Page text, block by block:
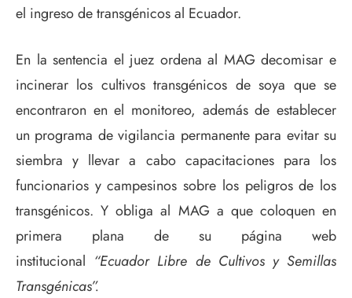
el ingreso de transgénicos al Ecuador.
En la sentencia el juez ordena al MAG decomisar e
incinerar los cultivos transgénicos de soya que se
encontraron en el monitoreo, además de establecer
un programa de vigilancia permanente para evitar su
siembra y llevar a cabo capacitaciones para los
funcionarios y campesinos sobre los peligros de los
transgénicos. Y obliga al MAG a que coloquen en
primera plana de su página web
institucional “Ecuador Libre de Cultivos y Semillas
Transgénicas”.